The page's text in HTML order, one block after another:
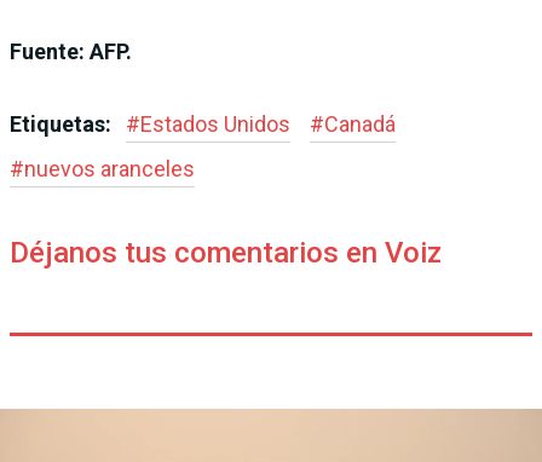
Fuente: AFP.
Etiquetas: #Estados Unidos #Canadá
#nuevos aranceles
Déjanos tus comentarios en Voiz